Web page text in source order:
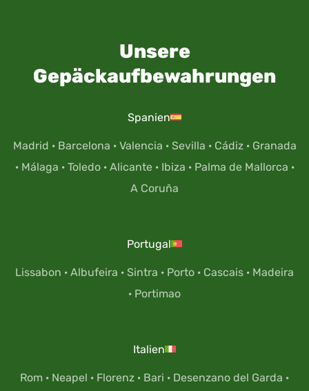
Unsere
Gepäckaufbewahrungen
Spanien
Madrid · Barcelona · Valencia · Sevilla · Cádiz· Granada
· Málaga · Toledo· Alicante· Ibiza · Palma de Mallorca ·
A Coruña
Portugal
Lissabon · Albufeira · Sintra · Porto · Cascais · Madeira
· Portimao
Italien
Rom · Neapel · Florenz · Bari · Desenzano del Garda ·